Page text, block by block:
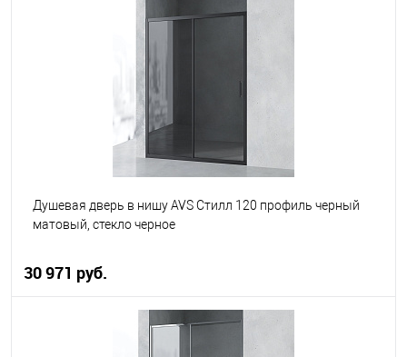
В корзину
Душевая дверь в нишу AVS Стилл 120 профиль черный
матовый, стекло черное
30 971 руб.
В корзину